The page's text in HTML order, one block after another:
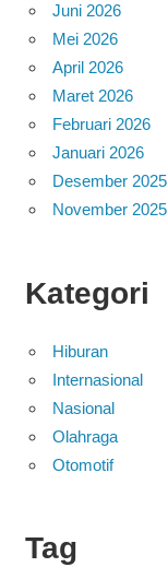
Juni 2026
Mei 2026
April 2026
Maret 2026
Februari 2026
Januari 2026
Desember 2025
November 2025
Kategori
Hiburan
Internasional
Nasional
Olahraga
Otomotif
Tag